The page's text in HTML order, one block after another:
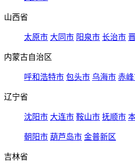
山西省
太原市 大同市 阳泉市 长治市
内蒙古自治区
呼和浩特市 包头市 乌海市 赤
辽宁省
沈阳市 大连市 鞍山市 抚顺市
朝阳市 葫芦岛市 金普新区
吉林省